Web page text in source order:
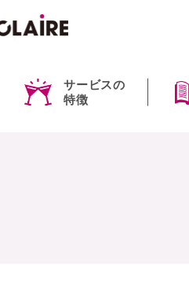
サービスの
特徴